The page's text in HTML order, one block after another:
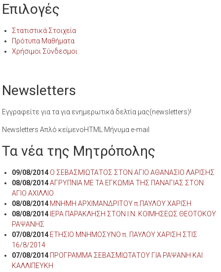
Επιλογές
Στατιστικά Στοιχεία
Πρότυπα Μαθήματα
Χρήσιμοι Σύνδεσμοι
Newsletters
Εγγραφείτε για τα για ενημερωτικά δελτία μας(newsletters)!
Newsletters Απλό κείμενοHTML Μήνυμα e-mail
Τα νέα της Μητρόπολης
09/08/2014 Ο ΣΕΒΑΣΜΙΩΤΑΤΟΣ ΣΤΟΝ ΑΓΙΟ ΑΘΑΝΑΣΙΟ ΛΑΡΙΣΗΣ
08/08/2014 ΑΓΡΥΠΝΙΑ ΜΕ ΤΑ ΕΓΚΩΜΙΑ ΤΗΣ ΠΑΝΑΓΙΑΣ ΣΤΟΝ
ΑΓΙΟ ΑΧΙΛΛΙΟ
08/08/2014 ΜΝΗΜΗ ΑΡΧΙΜΑΝΔΡΙΤΟΥ π.ΠΑΥΛΟΥ ΧΑΡΙΣΗ
08/08/2014 ΙΕΡΑ ΠΑΡΑΚΛΗΣΗ ΣΤΟΝ Ι.Ν. ΚΟΙΜΗΣΕΩΣ ΘΕΟΤΟΚΟΥ
ΡΑΨΑΝΗΣ
07/08/2014 ΕΤΗΣΙΟ ΜΝΗΜΟΣΥΝΟ π. ΠΑΥΛΟΥ ΧΑΡΙΣΗ ΣΤΙΣ
16/8/2014
07/08/2014 ΠΡΟΓΡΑΜΜΑ ΣΕΒΑΣΜΙΩΤΑΤΟΥ ΓΙΑ ΡΑΨΑΝΗ ΚΑΙ
ΚΑΛΛΙΠΕΥΚΗ